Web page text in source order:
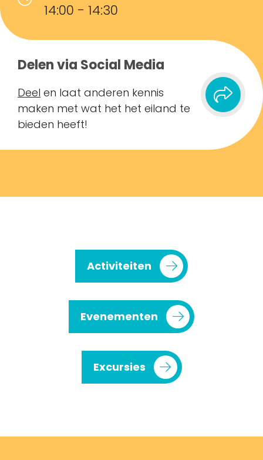
14:00 - 14:30
Delen via Social Media
Deel en laat anderen kennis
maken met wat het het eiland te
bieden heeft!
Activiteiten
Evenementen
Excursies